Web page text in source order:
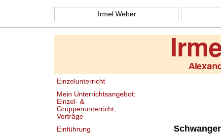
Irmel Weber
Einzelunterricht
Mein Unterrichtsangebot:
Einzel- &
Gruppenunterricht,
Vorträge
Einführung